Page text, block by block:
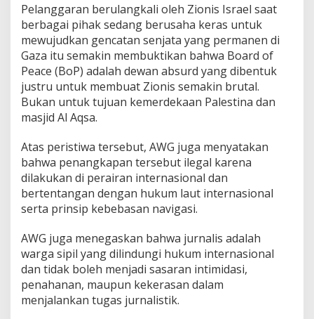
Pelanggaran berulangkali oleh Zionis Israel saat
berbagai pihak sedang berusaha keras untuk
mewujudkan gencatan senjata yang permanen di
Gaza itu semakin membuktikan bahwa Board of
Peace (BoP) adalah dewan absurd yang dibentuk
justru untuk membuat Zionis semakin brutal.
Bukan untuk tujuan kemerdekaan Palestina dan
masjid Al Aqsa.
Atas peristiwa tersebut, AWG juga menyatakan
bahwa penangkapan tersebut ilegal karena
dilakukan di perairan internasional dan
bertentangan dengan hukum laut internasional
serta prinsip kebebasan navigasi.
AWG juga menegaskan bahwa jurnalis adalah
warga sipil yang dilindungi hukum internasional
dan tidak boleh menjadi sasaran intimidasi,
penahanan, maupun kekerasan dalam
menjalankan tugas jurnalistik.